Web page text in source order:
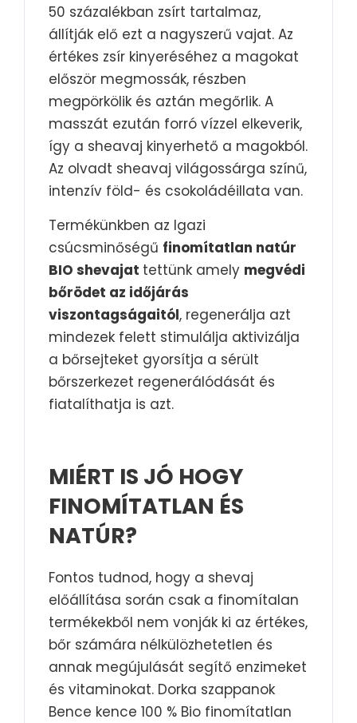
50 százalékban zsírt tartalmaz,
állítják elő ezt a nagyszerű vajat. Az
értékes zsír kinyeréséhez a magokat
először megmossák, részben
megpörkölik és aztán megőrlik. A
masszát ezután forró vízzel elkeverik,
így a sheavaj kinyerhető a magokból.
Az olvadt sheavaj világossárga színű,
intenzív föld- és csokoládéillata van.
Termékünkben az Igazi
csúcsminőségű finomítatlan natúr
BIO shevajat tettünk amely megvédi
bőrödet az időjárás
viszontagságaitól, regenerálja azt
mindezek felett stimulálja aktivizálja
a bőrsejteket gyorsítja a sérült
bőrszerkezet regenerálódását és
fiatalíthatja is azt.
MIÉRT IS JÓ HOGY
FINOMÍTATLAN ÉS
NATÚR?
Fontos tudnod, hogy a shevaj
előállítása során csak a finomítalan
termékekből nem vonják ki az értékes,
bőr számára nélkülözhetetlen és
annak megújulását segítő enzimeket
és vitaminokat. Dorka szappanok
Bence kence 100 % Bio finomítatlan